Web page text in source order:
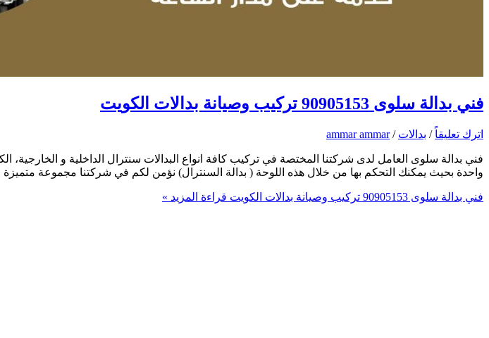
فني بدالة سلوى 90905153 تركيب وصيانة بدالات الكويت
اترك تعليقاً / بدالات /
ammar ammar
فني بدالة سلوى العامل لدى شركتنا المختصة في تركيب كافة انواع البدالات سنترال الداخلية و
واحدة بحيث يمكنك التحكم بها من خلال هذه اللوحة ( بدالة السنترال) نؤمن لكم في شركتنا مجموعة
فني بدالة سلوى 90905153 تركيب وصيانة بدالات الكويت قراءة المزيد »